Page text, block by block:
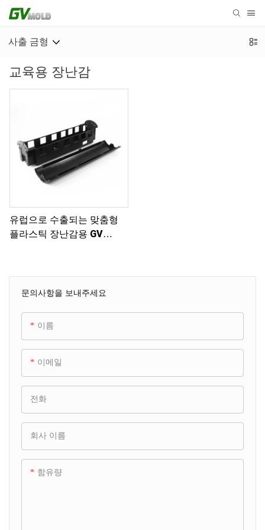
사출 금형
교육용 장난감
문의사항을 보내주세요
이름
이메일
전화
회사 이름
함유량
유럽으로 수출되는 맞춤형
플라스틱 장난감용 GV